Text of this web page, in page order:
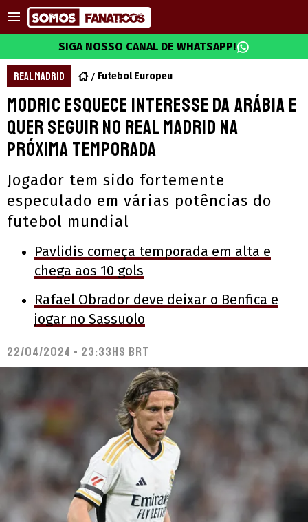
SIGA NOSSO CANAL DE WHATSAPP!
REAL MADRID Futebol Europeu
Modric esquece interesse da Arábia e
quer seguir no Real Madrid na
próxima temporada
Jogador tem sido fortemente
especulado em várias potências do
futebol mundial
Pavlidis começa temporada em alta e
chega aos 10 gols
Rafael Obrador deve deixar o Benfica e
jogar no Sassuolo
22/04/2024 - 23:33hs BRT